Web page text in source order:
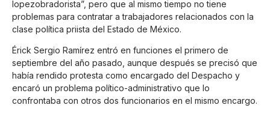
lopezobradorista”, pero que al mismo tiempo no tiene
problemas para contratar a trabajadores relacionados con la
clase política priista del Estado de México.
Érick Sergio Ramírez entró en funciones el primero de
septiembre del año pasado, aunque después se precisó que
había rendido protesta como encargado del Despacho y
encaró un problema político-administrativo que lo
confrontaba con otros dos funcionarios en el mismo encargo.